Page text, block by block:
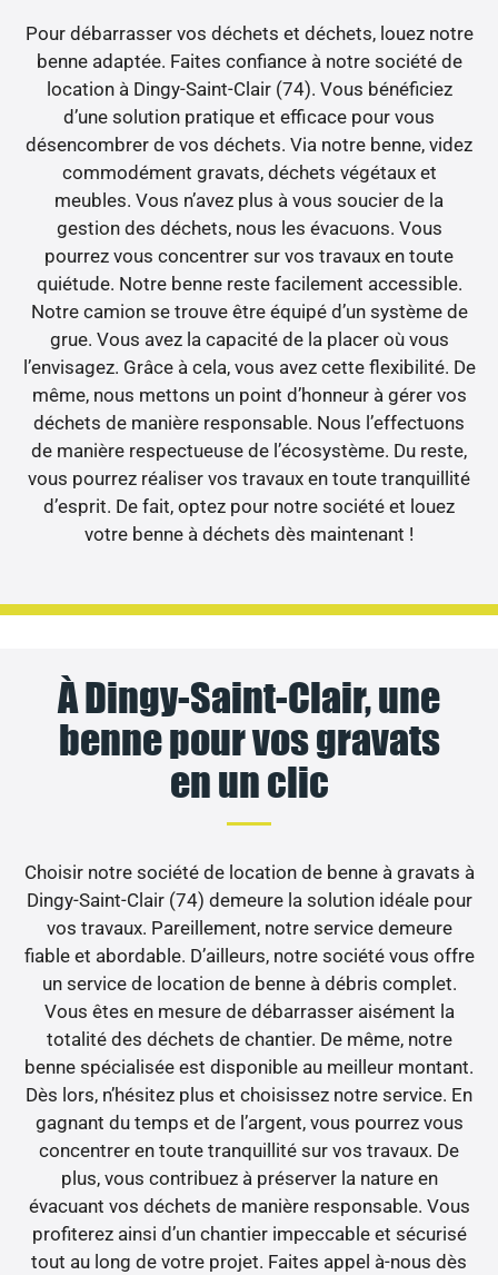
Pour débarrasser vos déchets et déchets, louez notre
benne adaptée. Faites confiance à notre société de
location à Dingy-Saint-Clair (74). Vous bénéficiez
d’une solution pratique et efficace pour vous
désencombrer de vos déchets. Via notre benne, videz
commodément gravats, déchets végétaux et
meubles. Vous n’avez plus à vous soucier de la
gestion des déchets, nous les évacuons. Vous
pourrez vous concentrer sur vos travaux en toute
quiétude. Notre benne reste facilement accessible.
Notre camion se trouve être équipé d’un système de
grue. Vous avez la capacité de la placer où vous
l’envisagez. Grâce à cela, vous avez cette flexibilité. De
même, nous mettons un point d’honneur à gérer vos
déchets de manière responsable. Nous l’effectuons
de manière respectueuse de l’écosystème. Du reste,
vous pourrez réaliser vos travaux en toute tranquillité
d’esprit. De fait, optez pour notre société et louez
votre benne à déchets dès maintenant !
À Dingy-Saint-Clair, une
benne pour vos gravats
en un clic
Choisir notre société de location de benne à gravats à
Dingy-Saint-Clair (74) demeure la solution idéale pour
vos travaux. Pareillement, notre service demeure
fiable et abordable. D’ailleurs, notre société vous offre
un service de location de benne à débris complet.
Vous êtes en mesure de débarrasser aisément la
totalité des déchets de chantier. De même, notre
benne spécialisée est disponible au meilleur montant.
Dès lors, n’hésitez plus et choisissez notre service. En
gagnant du temps et de l’argent, vous pourrez vous
concentrer en toute tranquillité sur vos travaux. De
plus, vous contribuez à préserver la nature en
évacuant vos déchets de manière responsable. Vous
profiterez ainsi d’un chantier impeccable et sécurisé
tout au long de votre projet. Faites appel à-nous dès